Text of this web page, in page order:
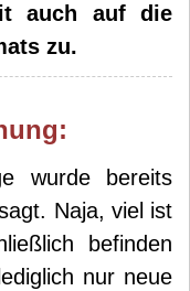
auch auf die
zu.
wurde bereits
Naja, viel ist
befinden
nur neue